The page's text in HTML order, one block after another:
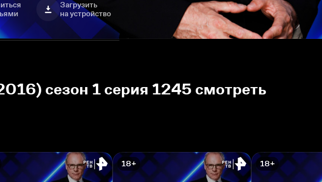
Загрузить
на устройство
сезон 1 серия 1245 смотреть
18+ 18+